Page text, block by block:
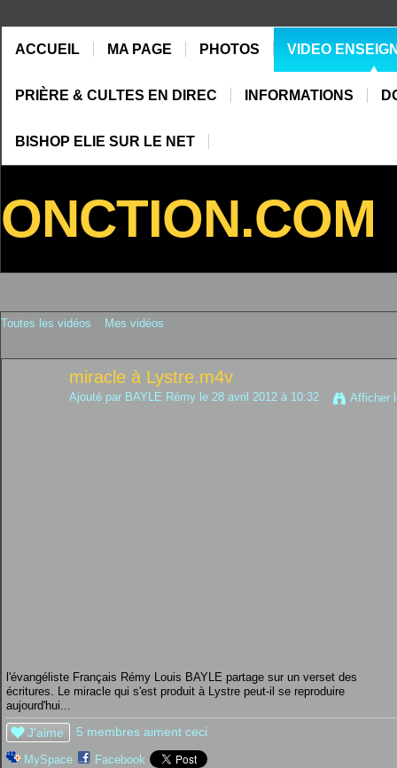
ACCUEIL MA PAGE PHOTOS VIDEO
PRIÈRE & CULTES EN DIREC INFORMATIONS
BISHOP ELIE SUR LE NET
ONCTION.COM
Toutes les vidéos Mes vidéos
miracle à Lystre.m4v
Ajouté par BAYLE Rémy le 28 avril 2012 à 10:32 Afficher
l'évangéliste Français Rémy Louis BAYLE partage sur un verset des
écritures. Le miracle qui s'est produit à Lystre peut-il se reproduire
aujourd'hui...
J'aime 5 membres aiment ceci
MySpace
Facebook